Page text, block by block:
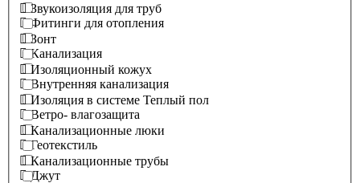
Фитинги для отопления
Канализация
Внутренняя канализация
Ветро- влагозащита
Геотекстиль
Джут
Звукоизоляция для труб
Зонт
Изоляционный кожух
Изоляция в системе Теплый пол
Канализационные люки
Канализационные трубы